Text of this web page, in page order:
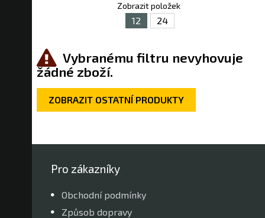
Zobrazit položek
12 24
Vybranému filtru nevyhovuje
žádné zboží.
ZOBRAZIT OSTATNÍ PRODUKTY
Pro zákazníky
Obchodní podmínky
Způsob dopravy